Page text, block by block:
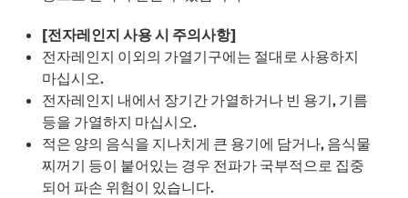
[전자레인지 사용 시 주의사항]
전자레인지 이외의 가열기구에는 절대로 사용하지
마십시오.
전자레인지 내에서 장기간 가열하거나 빈 용기, 기름
등을 가열하지 마십시오.
적은 양의 음식을 지나치게 큰 용기에 담거나, 음식물
찌꺼기 등이 붙어있는 경우 전파가 국부적으로 집중
되어 파손 위험이 있습니다.